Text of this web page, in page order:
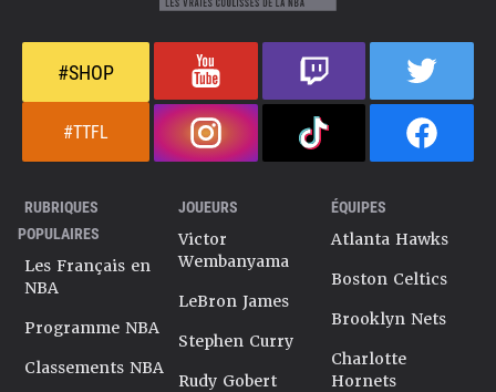
#SHOP
#TTFL
RUBRIQUES
POPULAIRES
Les Français en
NBA
Programme NBA
Classements NBA
JOUEURS
Victor
Wembanyama
LeBron James
Stephen Curry
Rudy Gobert
ÉQUIPES
Atlanta Hawks
Boston Celtics
Brooklyn Nets
Charlotte
Hornets